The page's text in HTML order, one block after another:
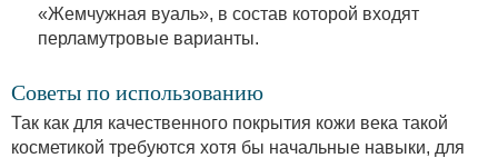
«Жемчужная вуаль», в состав которой входят
перламутровые варианты.
Советы по использованию
Так как для качественного покрытия кожи века такой
косметикой требуются хотя бы начальные навыки, для